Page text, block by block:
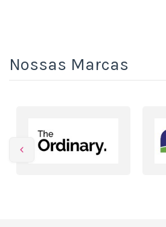
Nossas Marcas